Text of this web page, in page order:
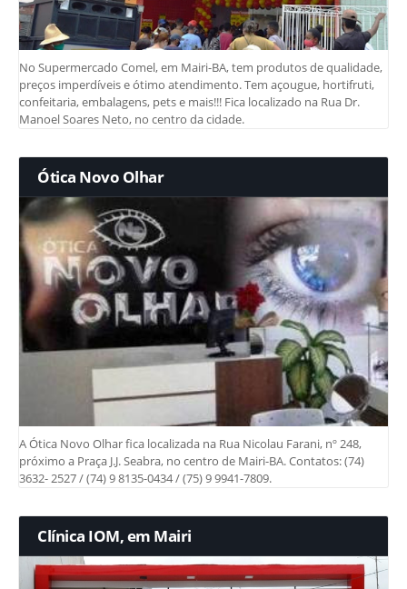
No Supermercado Comel, em Mairi-BA, tem produtos de qualidade,
preços imperdíveis e ótimo atendimento. Tem açougue, hortifruti,
confeitaria, embalagens, pets e mais!!! Fica localizado na Rua Dr.
Manoel Soares Neto, no centro da cidade.
Ótica Novo Olhar
A Ótica Novo Olhar fica localizada na Rua Nicolau Farani, nº 248,
próximo a Praça J.J. Seabra, no centro de Mairi-BA. Contatos: (74)
3632- 2527 / (74) 9 8135-0434 / (75) 9 9941-7809.
Clínica IOM, em Mairi